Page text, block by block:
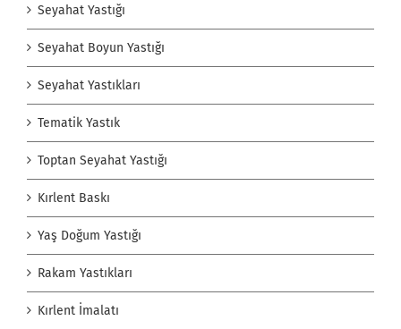
Seyahat Yastığı
Seyahat Boyun Yastığı
Seyahat Yastıkları
Tematik Yastık
Toptan Seyahat Yastığı
Kırlent Baskı
Yaş Doğum Yastığı
Rakam Yastıkları
Kırlent İmalatı